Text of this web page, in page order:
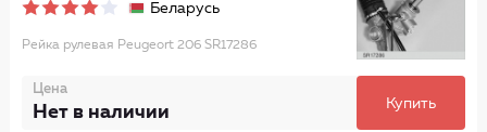
Беларусь
Рейка рулевая Peugeort 206 SR17286
Цена
Нет в наличии Купить